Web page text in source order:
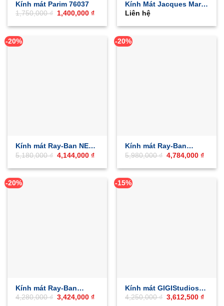
Kính mát Parim 76037
1,750,000₫ Giá
là:
1,400,000₫Giá
tại
1,400,000 ₫.
Kính Mát Jacques Marie
Mage Quentin
Liên hệ
-20%
Kính mát Ray-Ban NEW
AVIATOR 0RB3625
5,180,000₫ Giá
gốc
là:
4,144,000₫Giá
tại
4,144,000 ₫.
-20%
Kính mát Ray-Ban
MEGA WAYFARER
5,980,000₫ Giá
gốc
là:
4,784,000₫Giá
tại
-20%
Kính mát Ray-Ban
0RB4439D
4,280,000₫ Giá
3,424,000₫Giá
-15%
Kính mát GIGIStudios
GRANT 6670
4,250,000₫ Giá
3,612,500₫Giá